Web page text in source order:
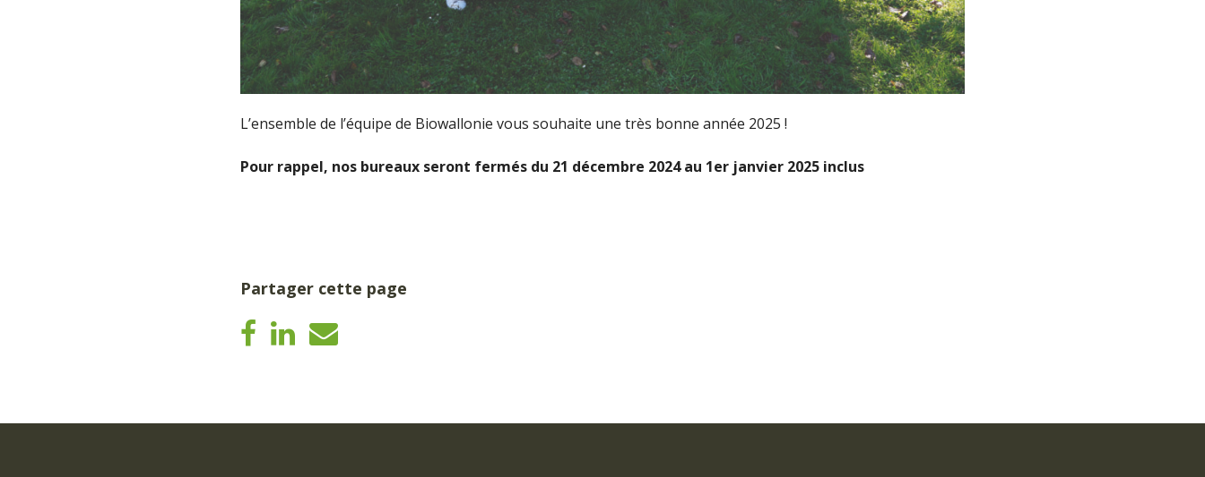
L’ensemble de l’équipe de Biowallonie vous souhaite une très bonne année 2025 !
Pour rappel, nos bureaux seront fermés du 21 décembre 2024 au 1er janvier 2025 inclus
Partager cette page